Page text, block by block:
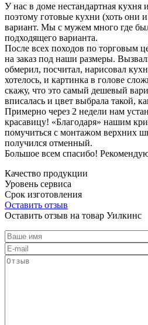
У нас в доме нестандартная кухня
поэтому готовые кухни (хоть они
вариант. Мы с мужем много где
подходящего варианта.
После всех походов по торговым
на заказ под наши размеры.
обмерил, посчитал, нарисовал
хотелось, и картинка в голове
скажу, что это самый дешевый
вписалась и цвет выбрала такой,
Примерно через 2 недели нам
красавицу! «Благодаря» нашим
помучиться с монтажом верхних
получился отменный.
Большое всем спасибо!
Качество продукции
Уровень сервиса
Срок изготовления
Оставить отзыв
Оставить отзыв на товар Уилкинс